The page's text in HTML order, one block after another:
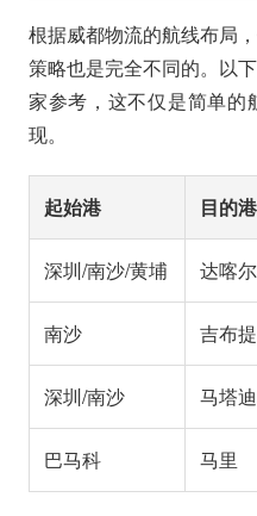
根据威都物流的航线布局
策略也是完全不同的。以
家参考，这不仅是简单的
现。
起始港 目的港
深圳/南沙/黄埔 达喀
南沙 吉布提
深圳/南沙 马塔
巴马科 马里